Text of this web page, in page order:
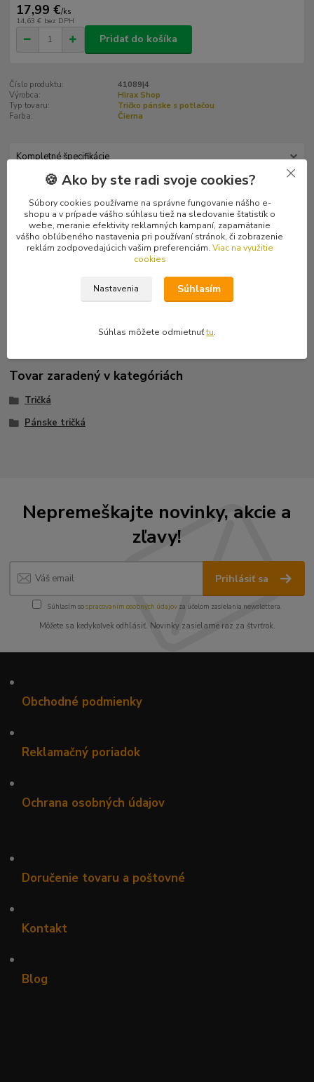
17,99 €/ks
14,63 € bez DPH
Pridať do košíka
Číslo produktu:
41089|4
Výrobca:
Hirax Shop
Typ tovaru:
Tričko pánske s potlačou
Farba:
Čierna
Kompletné špecifikácie
Komentáre 0
Kompletné špecifikácie
Čierne pánske tričko s motívom nápisu A.C.A.B. podčiarknuté
červenou linkou.
Tovar zaradený v kategóriách
Tričká
Pánske tričká
Nepremeškajte novinky, akcie a
zľavy!
Prihlásiť sa
Súhlasím sospracovaním osobných údajov za účelom zasielania newslettera.
Môžete sa kedykoľvek odhlásiť. Novinky zasielame raz za štvrťrok.
•
Obchodné podmienky
•
Reklamačný poriadok
•
Ochrana osobných údajov
•
Doručenie tovaru a poštovné
•
Kontakt
•
Blog
🍪 Ako by ste radi svoje cookies?
Súbory cookies používame na správne fungovanie nášho e-
shopu a v prípade vášho súhlasu tiež na sledovanie štatistík o
webe, meranie efektivity reklamných kampaní, zapamätanie
vášho obľúbeného nastavenia pri používaní stránok, či zobrazenie
reklám zodpovedajúcich vašim preferenciám. Viac na využitie
cookies
Nastavenia Súhlasím
Súhlas môžete odmietnuťtu.